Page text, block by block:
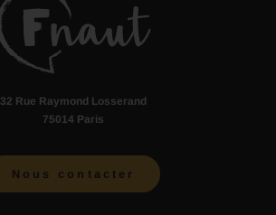
32 Rue Raymond Losserand
75014 Paris
Nous contacter